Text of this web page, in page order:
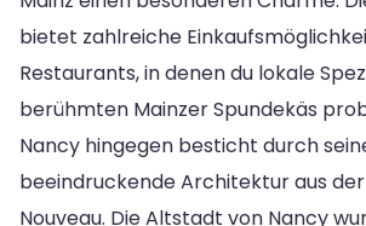
bietet zahlreiche
Restaurants, in denen du lokale
berühmten Mainzer Spundekäs
Nancy hingegen besticht durch
beeindruckende Architektur aus
Nouveau. Die Altstadt von Nancy